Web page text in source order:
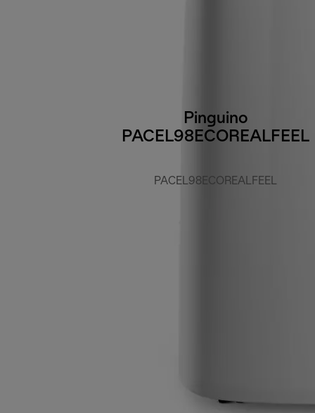
Pinguino
PACEL98ECOREALFEEL
PACEL98ECOREALFEEL